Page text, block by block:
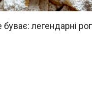
легендарні